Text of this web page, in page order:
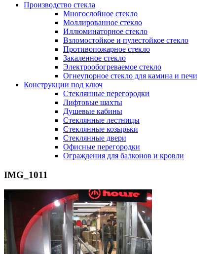
Производство стекла
Многослойное стекло
Моллированное стекло
Иллюминаторное стекло
Взломостойкое и пулестойкое стекло
Противопожарное стекло
Закаленное стекло
Электрообогреваемое стекло
Огнеупорное стекло для камина и печи
Конструкции под ключ
Стеклянные перегородки
Лифтовые шахты
Душевые кабины
Cтеклянные лестницы
Cтеклянные козырьки
Cтеклянные двери
Офисные перегородки
Ограждения для балконов и кровли
IMG_1011